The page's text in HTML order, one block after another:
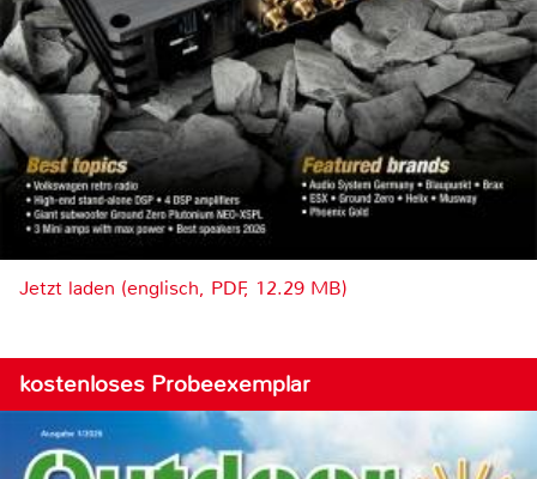
Jetzt laden (englisch, PDF, 12.29 MB)
kostenloses Probeexemplar